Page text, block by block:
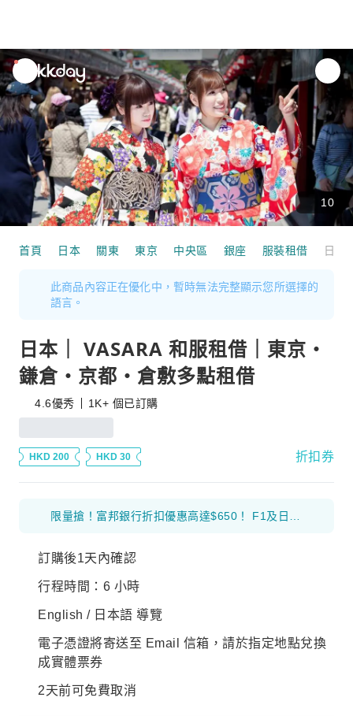
unread
notifications
10
首頁 日本 關東 東京 中央區 銀座 服裝租借
此商品內容正在優化中，暫時無法完整顯示您所選擇的
語言。
日本｜ VASARA 和服租借｜東京・
鎌倉・京都・倉敷多點租借
4.6優秀 1K+ 個已訂購
HKD 200 HKD 30 折扣券
訂購後1天內確認
行程時間：6 小時
English / 日本語 導覽
電子憑證將寄送至 Email 信箱，請於指定地點兌換
成實體票券
2天前可免費取消